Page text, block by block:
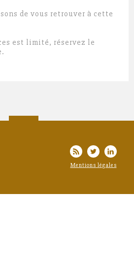
de vous retrouver à cette
est limité, réservez le
Mentions légales